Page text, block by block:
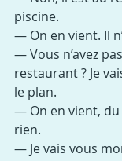
piscine.
— On en vient. Il
— Vous n’avez
restaurant ? Je
le plan.
— On en vient, du
rien.
— Je vais vous